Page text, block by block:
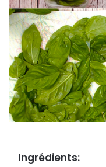
Ingrédients: